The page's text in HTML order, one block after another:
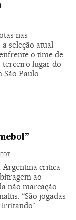
nas
seleção atual
o time de
terceiro lugar do
São Paulo
EDT
Argentina critica
ao
não marcação
“São jogadas
irritando”